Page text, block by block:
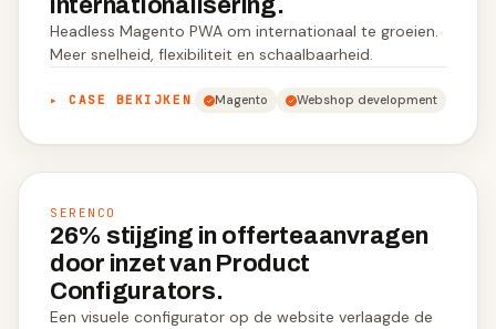
internationalisering.
Headless Magento PWA om internationaal te groeien.
Meer snelheid, flexibiliteit en schaalbaarheid.
▸ CASE BEKIJKEN Magento Webshop development
SERENCO
26% stijging in offerteaanvragen
door inzet van Product
Configurators.
Een visuele configurator op de website verlaagde de